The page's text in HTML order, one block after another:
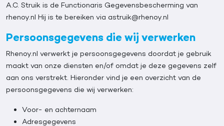
A.C. Struik is de Functionaris Gegevensbescherming van
rhenoy.nl Hij is te bereiken via astruik@rhenoy.nl
Persoonsgegevens die wij verwerken
Rhenoy.nl verwerkt je persoonsgegevens doordat je gebruik
maakt van onze diensten en/of omdat je deze gegevens zelf
aan ons verstrekt. Hieronder vind je een overzicht van de
persoonsgegevens die wij verwerken:
Voor- en achternaam
Adresgegevens